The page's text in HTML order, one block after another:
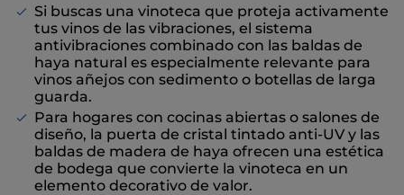
Si buscas una vinoteca que proteja activamente
tus vinos de las vibraciones, el sistema
antivibraciones combinado con las baldas de
haya natural es especialmente relevante para
vinos añejos con sedimento o botellas de larga
guarda.
Para hogares con cocinas abiertas o salones de
diseño, la puerta de cristal tintado anti-UV y las
baldas de madera de haya ofrecen una estética
de bodega que convierte la vinoteca en un
elemento decorativo de valor.